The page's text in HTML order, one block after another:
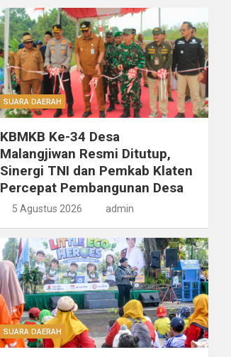
SUARA DAERAH
KBMKB Ke-34 Desa
Malangjiwan Resmi Ditutup,
Sinergi TNI dan Pemkab Klaten
Percepat Pembangunan Desa
5 Agustus 2026 admin
SUARA DAERAH